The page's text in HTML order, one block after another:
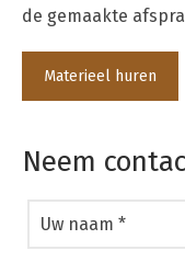
de gemaakte
Materieel huren
Neem